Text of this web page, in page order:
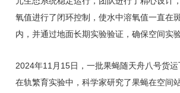
氧值进行了闭环控制，使水中溶氧值一直在
内，并通过地面长期实验验证，确保空间实
2024年11月15日，一批果蝇随天舟八号货运
在轨繁育实验中，科学家研究了果蝇在空间